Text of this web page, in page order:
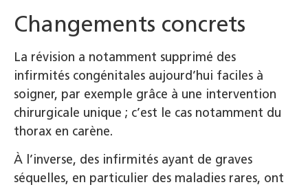
Changements concrets
La révision a notamment supprimé des
infirmités congénitales aujourd’hui faciles à
soigner, par exemple grâce à une intervention
chirurgicale unique ; c’est le cas notamment du
thorax en carène.
À l’inverse, des infirmités ayant de graves
séquelles, en particulier des maladies rares, ont